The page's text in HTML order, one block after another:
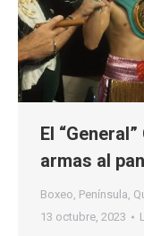
El
armas al
Boxeo, Península,
13 octubre, 2023